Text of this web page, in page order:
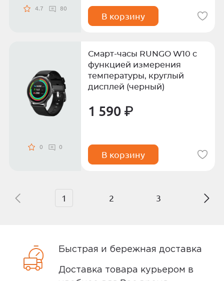
4.7 80
В корзину
0 0
Смарт-часы RUNGO W10 с
функцией измерения
температуры, круглый
дисплей (черный)
1 590 ₽
В корзину
1 2 3
Быстрая и бережная доставка
Доставка товара курьером в